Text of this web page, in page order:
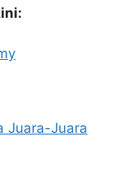
Juara-Juara